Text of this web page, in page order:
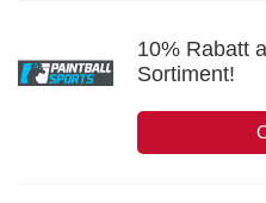
10% Rabatt
Sortiment!